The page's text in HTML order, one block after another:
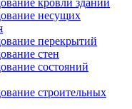
кровли зданий
несущих
перекрытий
стен
состояний
строительных